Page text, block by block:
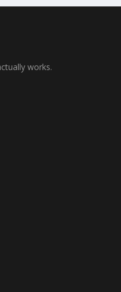
works.